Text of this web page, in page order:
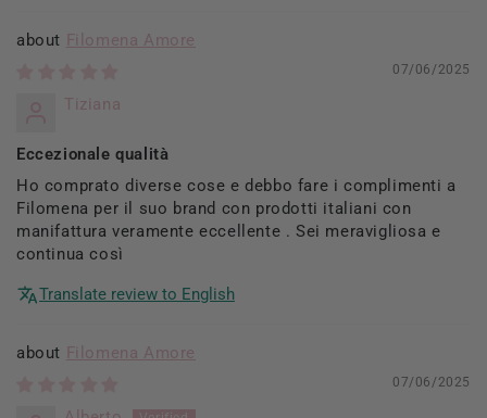
Filomena Amore
07/06/2025
Tiziana
Eccezionale qualità
Ho comprato diverse cose e debbo fare i complimenti a
Filomena per il suo brand con prodotti italiani con
manifattura veramente eccellente . Sei meravigliosa e
continua così
Translate review to English
Filomena Amore
07/06/2025